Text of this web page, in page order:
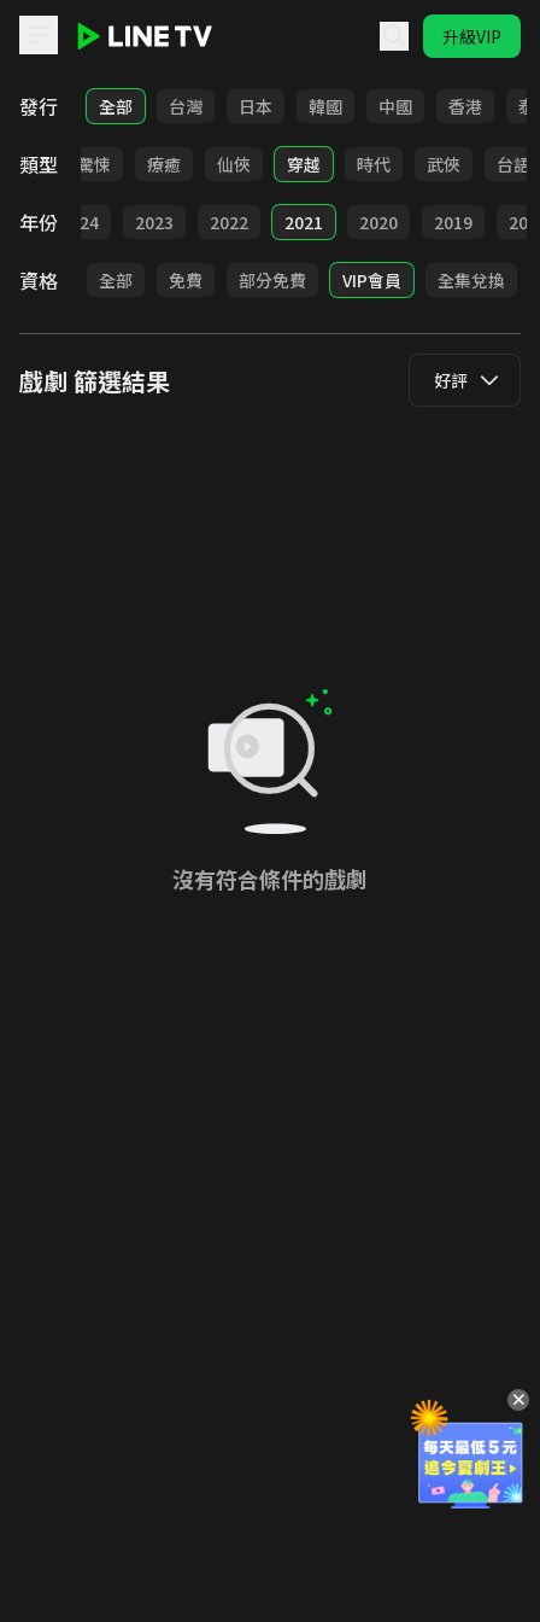
升級VIP
LINE TV - 戲劇
發行 全部 台灣 日本 韓國 中國 香港 泰
類型
奇幻 驚悚 療癒 仙俠 穿越 時代 武俠 台語
年份 2024 2023 2022 2021 2020 2019
資格 全部 免費 部分免費 VIP會員 全集兌換
戲劇 篩選結果 好評
沒有符合條件的戲劇